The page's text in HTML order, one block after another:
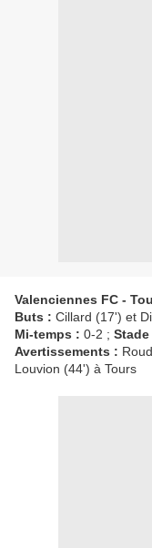
Valenciennes FC -
Buts : Cillard (17') et
Mi-temps : 0-2 ;
Avertissements :
Louvion (44') à Tours